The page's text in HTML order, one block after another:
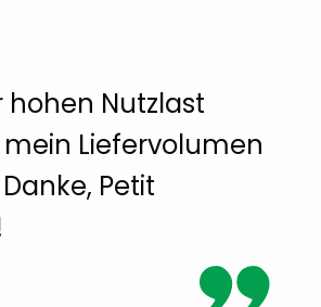
hohen Nutzlast
Liefervolumen
Petit